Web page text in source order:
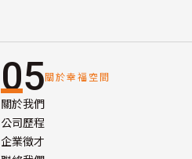
05關於幸福空間
關於我們
公司歷程
企業徵才